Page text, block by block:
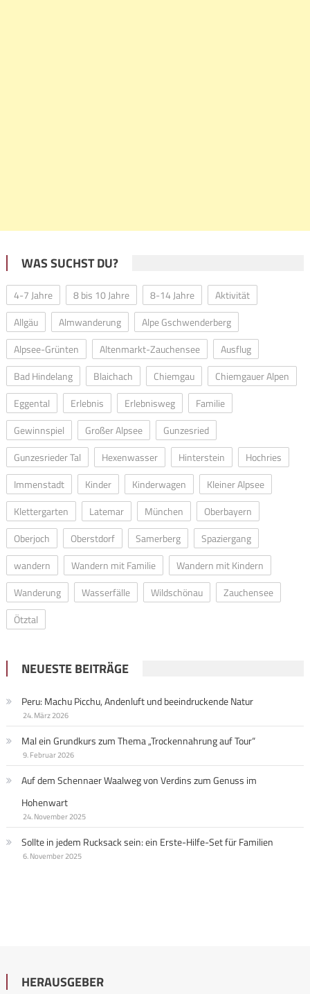
WAS SUCHST DU?
4-7 Jahre 8 bis 10 Jahre 8-14 Jahre
Aktivität
Allgäu
Almwanderung
Alpe Gschwenderberg
Alpsee-Grünten
Altenmarkt-Zauchensee
Ausflug
Bad Hindelang
Blaichach Chiemgau
Chiemgauer Alpen
Eggental
Erlebnis Erlebnisweg
Familie
Gewinnspiel
Großer Alpsee
Gunzesried
Gunzesrieder Tal
Hexenwasser Hinterstein
Hochries
Immenstadt
Kinder Kinderwagen
Kleiner Alpsee
Klettergarten
Latemar München
Oberbayern
Oberjoch
Oberstdorf Samerberg
Spaziergang
wandern
Wandern mit Familie
Wandern mit Kindern
Wanderung
Wasserfälle Wildschönau
Zauchensee
Ötztal
NEUESTE BEITRÄGE
Peru: Machu Picchu, Andenluft und beeindruckende Natur
24. März 2026
Mal ein Grundkurs zum Thema „Trockennahrung auf Tour“
9. Februar 2026
Auf dem Schennaer Waalweg von Verdins zum Genuss im
Hohenwart
24. November 2025
Sollte in jedem Rucksack sein: ein Erste-Hilfe-Set für Familien
6. November 2025
HERAUSGEBER